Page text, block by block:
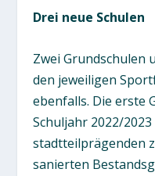
Drei neue Schulen
Zwei Grundschulen
den jeweiligen
ebenfalls. Die erste
Schuljahr 2022/
stadtteilprägenden
sanierten